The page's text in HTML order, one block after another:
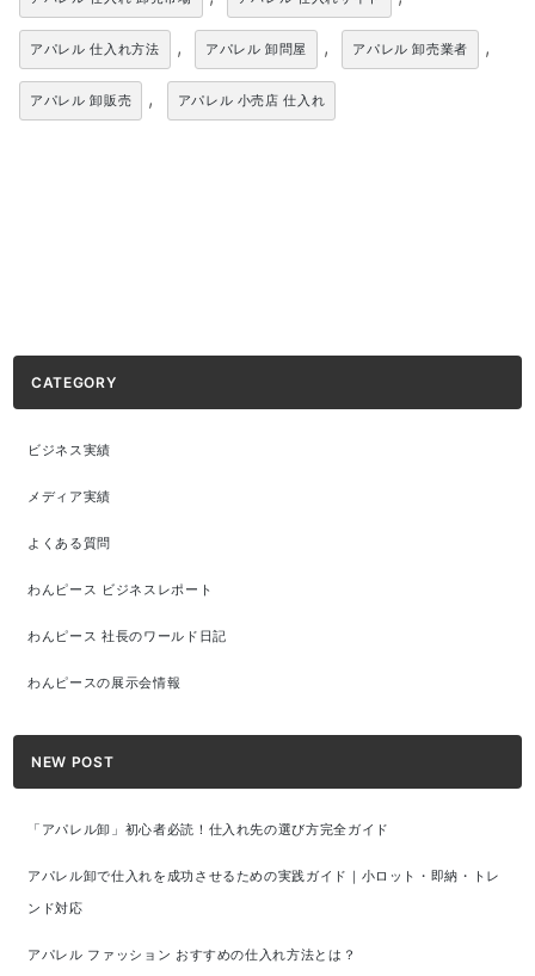
アパレル 仕入れ方法 , アパレル 卸問屋 , アパレル 卸売業者 ,
アパレル 卸販売 , アパレル 小売店 仕入れ
CATEGORY
ビジネス実績
メディア実績
よくある質問
わんピース ビジネスレポート
わんピース 社長のワールド日記
わんピースの展示会情報
NEW POST
「アパレル卸」初心者必読！仕入れ先の選び方完全ガイド
アパレル卸で仕入れを成功させるための実践ガイド｜小ロット・即納・トレ
ンド対応
アパレル ファッション おすすめの仕入れ方法とは？